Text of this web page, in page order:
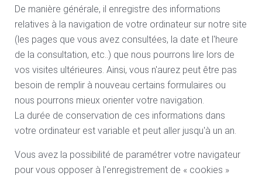
De manière générale, il enregistre des informations
relatives à la navigation de votre ordinateur sur notre site
(les pages que vous avez consultées, la date et l'heure
de la consultation, etc..) que nous pourrons lire lors de
vos visites ultérieures. Ainsi, vous n'aurez peut être pas
besoin de remplir à nouveau certains formulaires ou
nous pourrons mieux orienter votre navigation.
La durée de conservation de ces informations dans
votre ordinateur est variable et peut aller jusqu'à un an.
Vous avez la possibilité de paramétrer votre navigateur
pour vous opposer à l'enregistrement de « cookies »